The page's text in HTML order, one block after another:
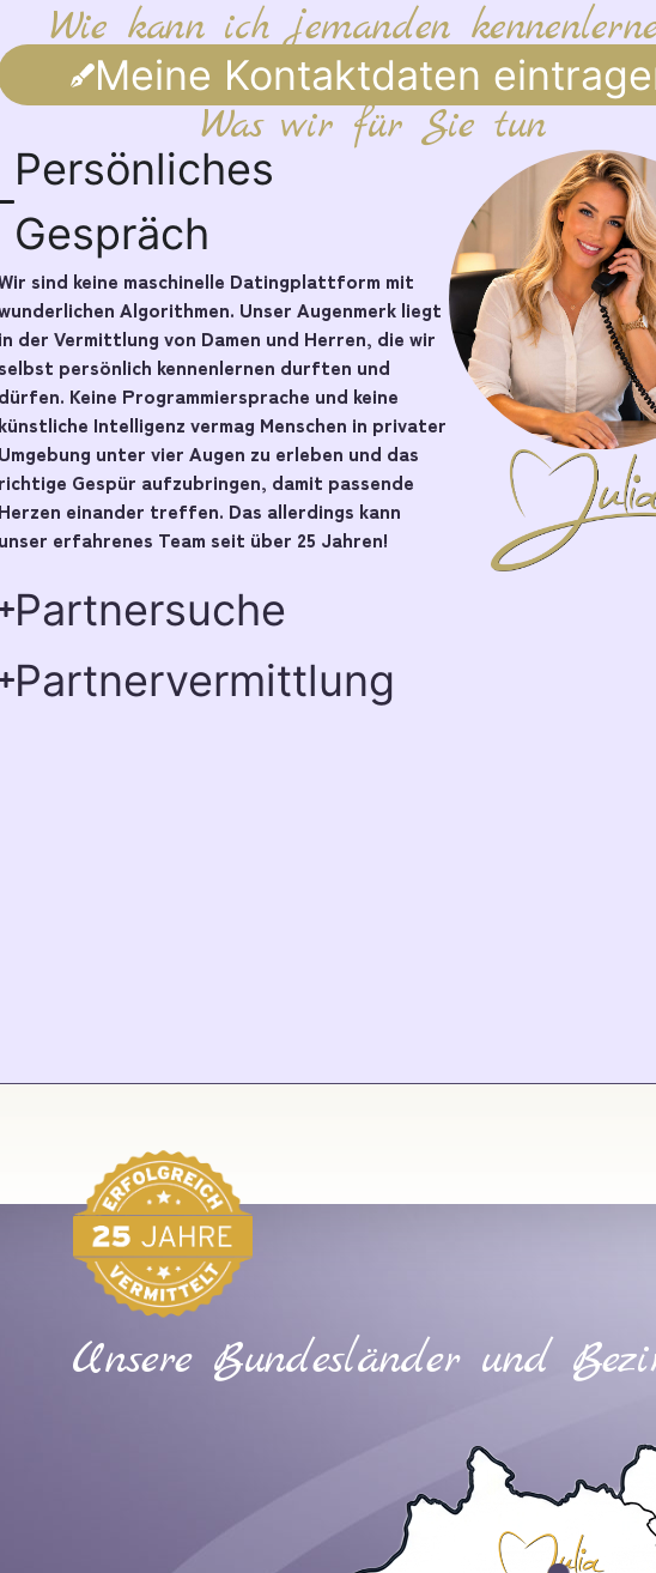
Wie kann ich jemanden
Meine Kontaktdaten
Was wir für Sie tun
Persönliches
Gespräch
sind keine maschinelle Datingplattform mit
Algorithmen. Unser Augenmerk liegt
in der Vermittlung von Damen und Herren, die wir
persönlich kennenlernen durften und
dürfen. Keine Programmiersprache und keine
künstliche Intelligenz vermag Menschen in privater
Umgebung unter vier Augen zu erleben und das
richtige Gespür aufzubringen, damit passende
Herzen einander treffen. Das allerdings kann
unser erfahrenes Team seit über 25 Jahren!
Partnersuche
Partnervermittlung
Unsere Bundesländer und